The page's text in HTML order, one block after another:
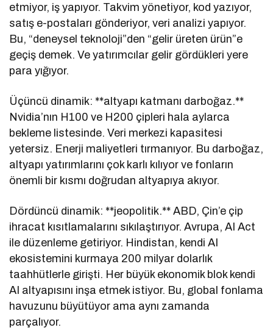
etmiyor, iş yapıyor. Takvim yönetiyor, kod yazıyor,
satış e-postaları gönderiyor, veri analizi yapıyor.
Bu, “deneysel teknoloji”den “gelir üreten ürün”e
geçiş demek. Ve yatırımcılar gelir gördükleri yere
para yığıyor.
Üçüncü dinamik: **altyapı katmanı darboğaz.**
Nvidia’nın H100 ve H200 çipleri hala aylarca
bekleme listesinde. Veri merkezi kapasitesi
yetersiz. Enerji maliyetleri tırmanıyor. Bu darboğaz,
altyapı yatırımlarını çok karlı kılıyor ve fonların
önemli bir kısmı doğrudan altyapıya akıyor.
Dördüncü dinamik: **jeopolitik.** ABD, Çin’e çip
ihracat kısıtlamalarını sıkılaştırıyor. Avrupa, AI Act
ile düzenleme getiriyor. Hindistan, kendi AI
ekosistemini kurmaya 200 milyar dolarlık
taahhütlerle girişti. Her büyük ekonomik blok kendi
AI altyapısını inşa etmek istiyor. Bu, global fonlama
havuzunu büyütüyor ama aynı zamanda
parçalıyor.